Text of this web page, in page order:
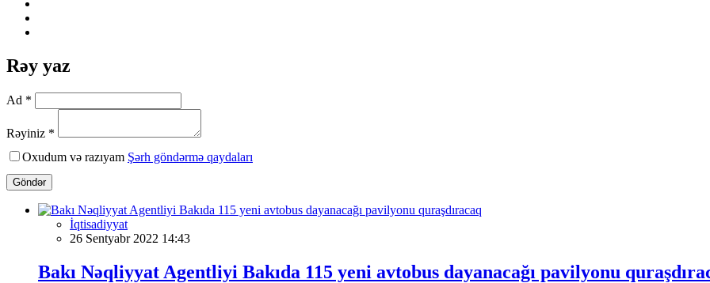
Rəy yaz
Ad *
Rəyiniz *
Oxudum və razıyam Şərh göndərmə qaydaları
Göndər
İqtisadiyyat
26 Sentyabr 2022 14:43
Bakı Nəqliyyat Agentliyi Bakıda 115 yeni avtobus dayanacağı pavilyonu